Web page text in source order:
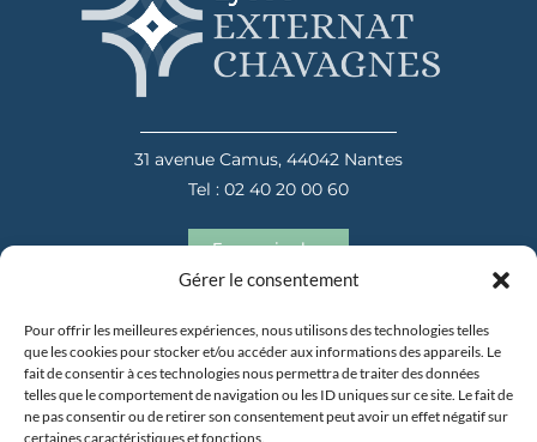
Gérer le consentement
Pour offrir les meilleures expériences, nous utilisons des technologies telles
que les cookies pour stocker et/ou accéder aux informations des appareils. Le
fait de consentir à ces technologies nous permettra de traiter des données
telles que le comportement de navigation ou les ID uniques sur ce site. Le fait de
ne pas consentir ou de retirer son consentement peut avoir un effet négatif sur
certaines caractéristiques et fonctions.
31 avenue Camus, 44042 Nantes
Tel : 02 40 20 00 60
En savoir plus